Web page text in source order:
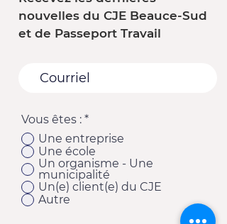
nouvelles du CJE Beauce-Sud
et de Passeport Travail
Vous êtes : *
Une entreprise
Une école
Un organisme - Une
municipalité
Un(e) client(e) du CJE
Autre